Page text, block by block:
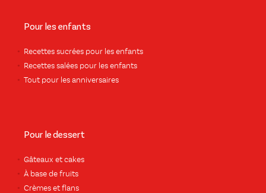
Pour les enfants
Recettes sucrées pour les enfants
Recettes salées pour les enfants
Tout pour les anniversaires
Pour le dessert
Gâteaux et cakes
À base de fruits
Crèmes et flans